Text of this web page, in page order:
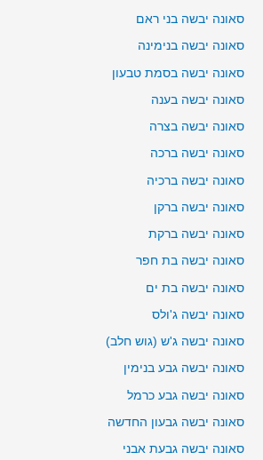
סאונה יבשה בני ראם
סאונה יבשה בנימינה
סאונה יבשה בסמת טבעון
סאונה יבשה בענה
סאונה יבשה בצרה
סאונה יבשה ברכה
סאונה יבשה ברכיה
סאונה יבשה ברקן
סאונה יבשה ברקת
סאונה יבשה בת חפר
סאונה יבשה בת ים
סאונה יבשה ג'ולס
סאונה יבשה ג'ש (גוש חלב)
סאונה יבשה גבע בנימין
סאונה יבשה גבע כרמל
סאונה יבשה גבעון החדשה
סאונה יבשה גבעת אבני